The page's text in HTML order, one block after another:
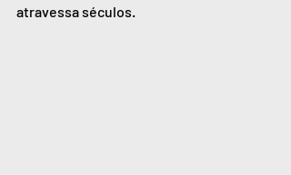
atravessa séculos.